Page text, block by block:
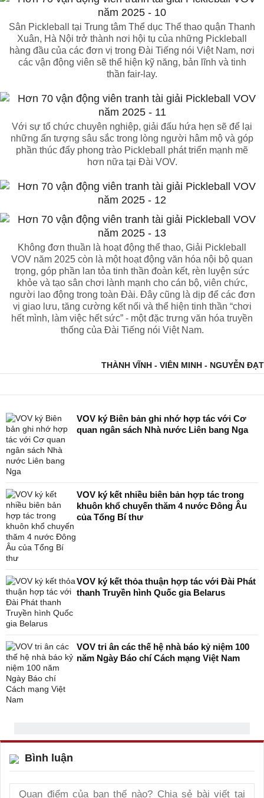
Sân Pickleball tại Trung tâm Thể dục Thể thao quận Thanh
Xuân, Hà Nội trở thành nơi hội tụ của những Pickleball
hàng đầu của các đơn vị trong Đài Tiếng nói Việt Nam, nơi
các vận động viên sẽ thể hiện kỹ năng, bản lĩnh và tinh
thần fair-lay.
Với sự tổ chức chuyên nghiệp, giải đấu hứa hẹn sẽ để lại
những ấn tượng sâu sắc trong lòng người hâm mộ và góp
phần thúc đẩy phong trào Pickleball phát triển mạnh mẽ
hơn nữa tại Đài VOV.
Không đơn thuần là hoạt động thể thao, Giải Pickleball
VOV năm 2025 còn là một hoạt động văn hóa nội bộ quan
trọng, góp phần lan tỏa tinh thần đoàn kết, rèn luyện sức
khỏe và tạo sân chơi lành mạnh cho cán bộ, viên chức,
người lao động trong toàn Đài. Đây cũng là dịp để các đơn
vị giao lưu, tăng cường kết nối và thể hiện tinh thần “chơi
hết mình, làm việc hết sức” - một đặc trưng văn hóa truyền
thống của Đài Tiếng nói Việt Nam.
THÀNH VĨNH - VIÊN MINH - NGUYỄN ĐẠT
VOV ký Biên bản ghi nhớ hợp tác với Cơ
quan ngân sách Nhà nước Liên bang Nga
VOV ký kết nhiều biên bản hợp tác trong
khuôn khổ chuyến thăm 4 nước Đông Âu
của Tổng Bí thư
VOV ký kết thỏa thuận hợp tác với Đài Phát
thanh Truyền hình Quốc gia Belarus
VOV tri ân các thế hệ nhà báo kỷ niệm 100
năm Ngày Báo chí Cách mạng Việt Nam
Bình luận